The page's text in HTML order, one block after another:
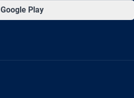
Google Play